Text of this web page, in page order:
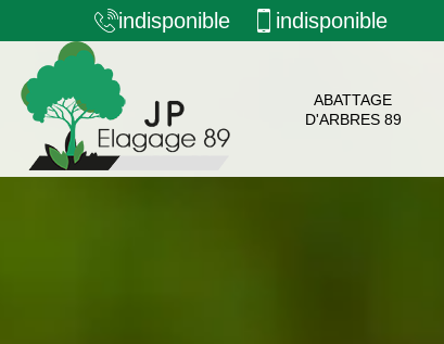
indisponible indisponible
ABATTAGE
D'ARBRES 89